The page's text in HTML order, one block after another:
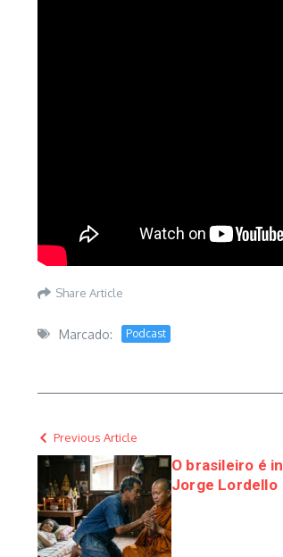
Share Article
Marcado: Podcast
Previous Article
O brasileiro é
Jorge Lordello